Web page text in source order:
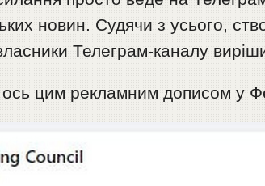
новин. Судячи з усього,
Телеграм-каналу
цим рекламним дописом у